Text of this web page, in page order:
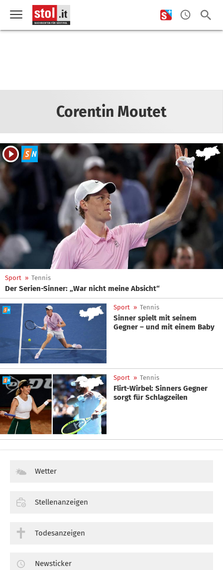
Corentin Moutet
Sport » Tennis
Der Serien-Sinner: „War nicht meine Absicht“
Sport » Tennis
Sinner spielt mit seinem
Gegner – und mit einem Baby
Sport » Tennis
Flirt-Wirbel: Sinners Gegner
sorgt für Schlagzeilen
Wetter
Stellenanzeigen
Todesanzeigen
Newsticker